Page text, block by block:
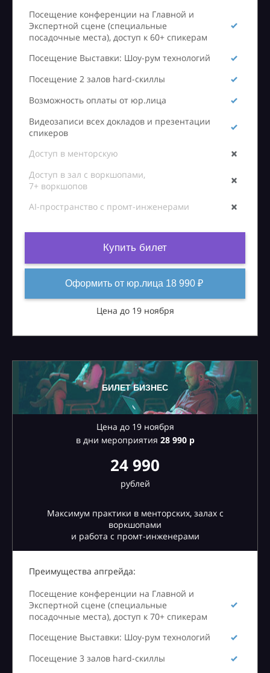
Посещение конференции на Главной и
Экспертной сцене (специальные
посадочные места), доступ к 60+ спикерам
Посещение Выставки: Шоу-рум технологий
Посещение 2 залов hard-скиллы
Возможность оплаты от юр.лица
Видеозаписи всех докладов и презентации
спикеров
Доступ в менторскую
Доступ в зал с воркшопами,
7+ воркшопов
AI-пространство с промт-инженерами
Купить билет
Оформить от юр.лица 18 990 ₽
Цена до 19 ноября
БИЛЕТ БИЗНЕС
Цена до 19 ноября
в дни мероприятия 28990 р
24 990
рублей
Максимум практики в менторских, залах с
воркшопами
и работа с промт-инженерами
Преимущества апгрейда:
Посещение конференции на Главной и
Экспертной сцене (специальные
посадочные места), доступ к 70+ спикерам
Посещение Выставки: Шоу-рум технологий
Посещение 3 залов hard-скиллы